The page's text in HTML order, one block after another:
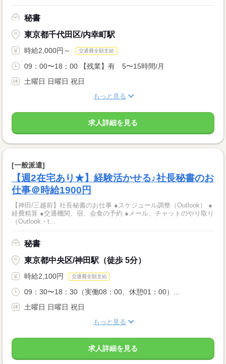
秘書
東京都千代田区/内幸町駅
時給2,000円～ 交通費全額支給
09：00〜18：00 【残業】有 5〜15時間/月
土曜日 日曜日 祝日
もっと見る
求人詳細を見る
[一般派遣]
【週2在宅あり★】経験活かせる♪社長秘書のお
仕事＠時給1900円
【神田/三越前】社長秘書のお仕事 ●スケジュール調整（Outlook） ●
経費精算 ●交通機関、宿、会食の予約 ●メール、チャットのやり取り
（Outlook・t...
秘書
東京都中央区/神田駅（徒歩 5分）
時給2,100円 交通費全額支給
09：30〜18：30（実働08：00、休憩01：00）...
土曜日 日曜日 祝日
もっと見る
求人詳細を見る